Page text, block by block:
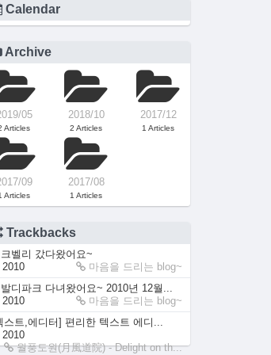
Calendar
Archive
05
Articles
2018/10
2 Articles
2017/12
1 Articles
09
Articles
2017/08
1 Articles
Trackbacks
크벨리 갔다왔어요~
마음을 드리는 blog~
디파크 다녀왔어요~ 2010년 12월...
마음을 드리는 blog~
스트,에디터] 편리한 텍스트 에디...
월풍도원(月風道院) - Delight on th...